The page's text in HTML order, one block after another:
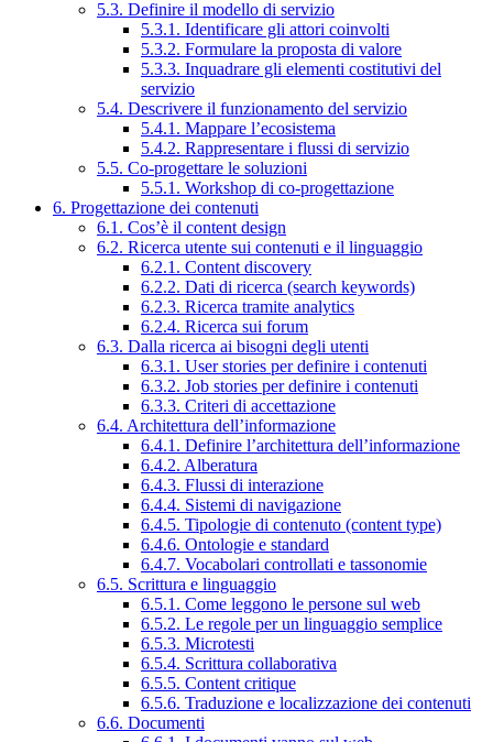
5.3. Definire il modello di servizio
5.3.1. Identificare gli attori coinvolti
5.3.2. Formulare la proposta di valore
5.3.3. Inquadrare gli elementi costitutivi del
servizio
5.4. Descrivere il funzionamento del servizio
5.4.1. Mappare l’ecosistema
5.4.2. Rappresentare i flussi di servizio
5.5. Co-progettare le soluzioni
5.5.1. Workshop di co-progettazione
6. Progettazione dei contenuti
6.1. Cos’è il content design
6.2. Ricerca utente sui contenuti e il linguaggio
6.2.1. Content discovery
6.2.2. Dati di ricerca (search keywords)
6.2.3. Ricerca tramite analytics
6.2.4. Ricerca sui forum
6.3. Dalla ricerca ai bisogni degli utenti
6.3.1. User stories per definire i contenuti
6.3.2. Job stories per definire i contenuti
6.3.3. Criteri di accettazione
6.4. Architettura dell’informazione
6.4.1. Definire l’architettura dell’informazione
6.4.2. Alberatura
6.4.3. Flussi di interazione
6.4.4. Sistemi di navigazione
6.4.5. Tipologie di contenuto (content type)
6.4.6. Ontologie e standard
6.4.7. Vocabolari controllati e tassonomie
6.5. Scrittura e linguaggio
6.5.1. Come leggono le persone sul web
6.5.2. Le regole per un linguaggio semplice
6.5.3. Microtesti
6.5.4. Scrittura collaborativa
6.5.5. Content critique
6.5.6. Traduzione e localizzazione dei contenuti
6.6. Documenti